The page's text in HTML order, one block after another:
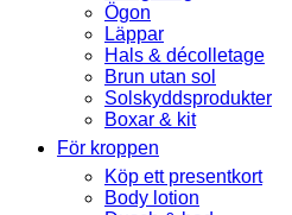
Ögon
Läppar
Hals & décolletage
Brun utan sol
Solskyddsprodukter
Boxar & kit
För kroppen
Köp ett presentkort
Body lotion